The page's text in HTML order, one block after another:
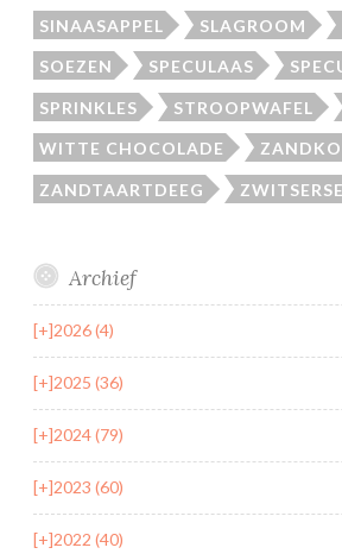
SINAASAPPEL SLAGROOM
SOEZEN SPECULAAS
SPRINKLES STROOPWAFEL
WITTE CHOCOLADE
ZANDTAARTDEEG
Archief
[+]2026 (4)
[+]2025 (36)
[+]2024 (79)
[+]2023 (60)
[+]2022 (40)